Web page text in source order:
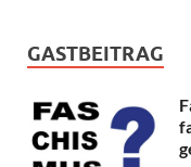
GASTBEITRAG